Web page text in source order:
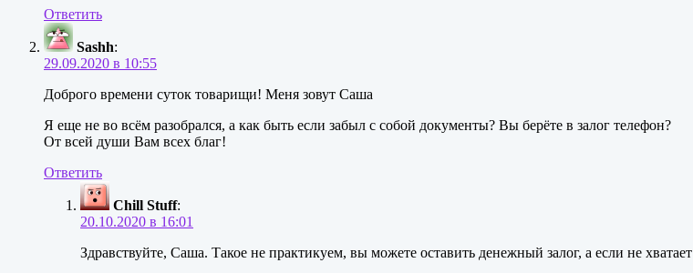
Ответить
Sashh:
29.09.2020 в 10:55
Доброго времени суток товарищи! Меня зовут Саша
Я еще не во всём разобрался, а как быть если забыл с собой документы? Вы берёте в залог телефон?
От всей души Вам всех благ!
Ответить
Chill Stuff:
20.10.2020 в 16:01
Здравствуйте, Саша. Такое не практикуем, вы можете оставить денежный залог, а если не